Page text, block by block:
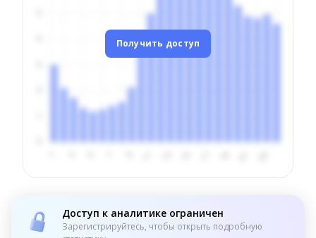
Получить доступ
Доступ к аналитике ограничен
Зарегистрируйтесь, чтобы открыть подробную